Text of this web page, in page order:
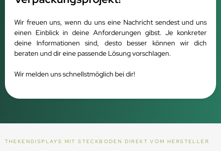
Wir freuen uns, wenn du uns eine Nachricht sendest und uns
einen Einblick in deine Anforderungen gibst.Je konkreter
deine Informationen sind, desto besser können wir dich
beraten und dir eine passende Lösung vorschlagen.
Wir melden uns schnellstmöglich bei dir!
THEKENDISPLAYS MIT STECKBODEN DIREK T VOM HERSTELLER